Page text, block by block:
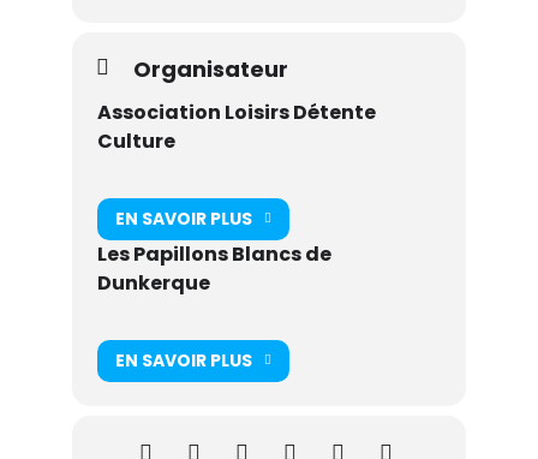
Organisateur
Association Loisirs Détente
Culture
EN SAVOIR PLUS
Les Papillons Blancs de
Dunkerque
EN SAVOIR PLUS